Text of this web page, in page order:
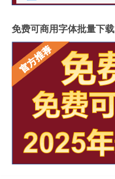
免费可商用字体批量下载